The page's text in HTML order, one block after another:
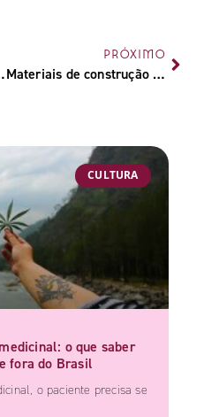
no Brasil
PRÓXIMO
Materiais de construção feitos com cânhamo: como funcionam, benefícios e por que estão crescendo no mundo
CULTURA
o que saber
fora do Brasil
o paciente precisa se